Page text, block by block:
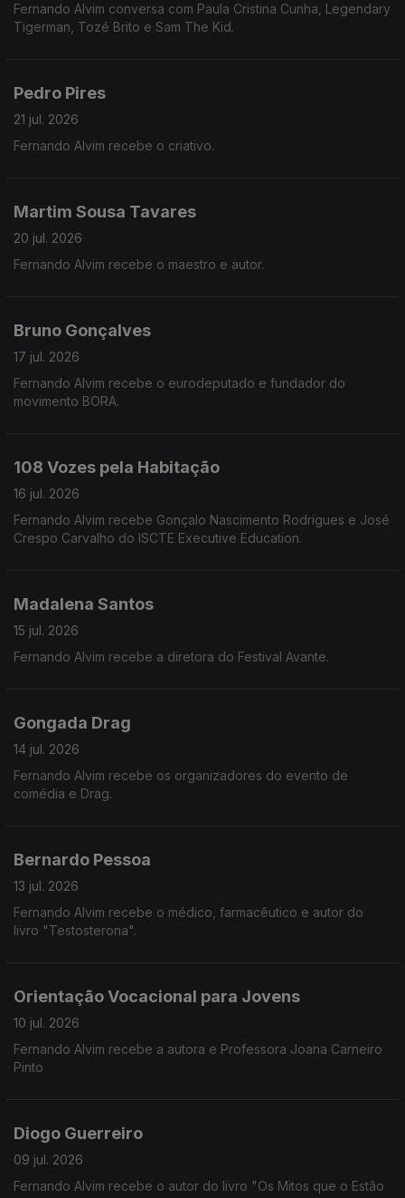
Fernando Alvim conversa com Paula Cristina Cunha, Legendary
Tigerman, Tozé Brito e Sam The Kid.
Pedro Pires
21 jul. 2026
Fernando Alvim recebe o criativo.
Martim Sousa Tavares
20 jul. 2026
Fernando Alvim recebe o maestro e autor.
Bruno Gonçalves
17 jul. 2026
Fernando Alvim recebe o eurodeputado e fundador do
movimento BORA.
108 Vozes pela Habitação
16 jul. 2026
Fernando Alvim recebe Gonçalo Nascimento Rodrigues e José
Crespo Carvalho do ISCTE Executive Education.
Madalena Santos
15 jul. 2026
Fernando Alvim recebe a diretora do Festival Avante.
Gongada Drag
14 jul. 2026
Fernando Alvim recebe os organizadores do evento de
comédia e Drag.
Bernardo Pessoa
13 jul. 2026
Fernando Alvim recebe o médico, farmacêutico e autor do
livro "Testosterona".
Orientação Vocacional para Jovens
10 jul. 2026
Fernando Alvim recebe a autora e Professora Joana Carneiro
Pinto
Diogo Guerreiro
09 jul. 2026
Fernando Alvim recebe o autor do livro "Os Mitos que o Estão